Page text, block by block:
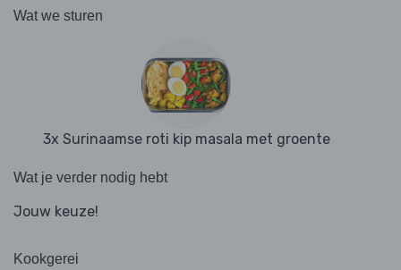
Wat we sturen
3x Surinaamse roti kip masala met groente
Wat je verder nodig hebt
Jouw keuze!
Kookgerei